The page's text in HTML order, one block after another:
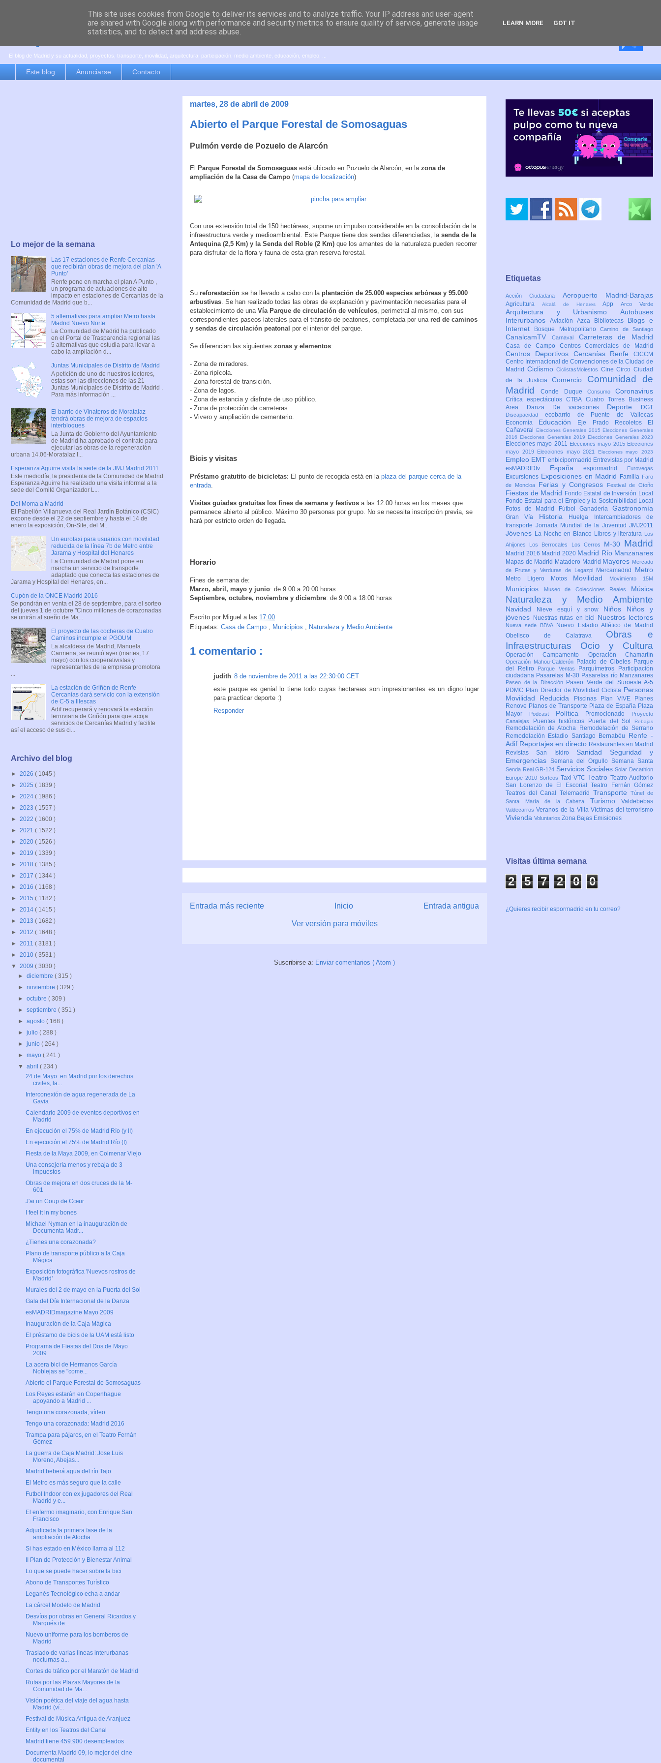
es por madrid
El blog de Madrid y su actualidad, proyectos, transporte, movilidad, arquitectura, participación, medio ambiente, educación, empleo, ...
Este blog Anunciarse Contacto
martes, 28 de abril de 2009
Abierto el Parque Forestal de Somosaguas
Pulmón verde de Pozuelo de Alarcón
El Parque Forestal de Somosaguas está ubicado en Pozuelo de Alarcón, en la zona de
ampliación de la Casa de Campo (mapa de localización)
Con una extensión total de 150 hectáreas, supone un impulso considerable en la consolidación de la
infraestructura verde y medioambiental. Este Parque tiene dos sendas diferenciadas, la senda de la
Antequina (2,5 Km) y la Senda del Roble (2 Km) que los amantes de la naturaleza pueden recorrer
para disfrutar de la flora y fauna de esta gran reserva forestal.
Su reforestación se ha llevado a cabo con la plantación de 25.000 especies arbóreas y 95.000
arbustivas. Se han realizado todas las obras de explanación y pavimentación necesarias para el
establecimiento de una Vía Parque de circulación de vehículos, perimetral al mismo, con sus
correspondientes paseos laterales para el tránsito de peatones, completada por una red de caminos
y sendas de circulación peatonal por el interior del parque.
Se diferencian las siguientes zonas y elementos:
- Zona de miradores.
- Zona ripícola.
- Zona forestal de transición.
- Zona de lagos.
- Zona de estancia y disfrute de uso público.
- Zona de protección de carreteras.
- Vivero y ampliación de cementerio.
Bicis y visitas
Préstamo gratutito de bicicletas: El punto de recogida está en la plaza del parque cerca de la
entrada.
Visitas guiadas gratuitas los fines de semana y festivos a las 12:00 horas en los meses que
permanece abierto al público. Máximo 30 personas por grupo. No se necesita inscripción previa, se
hará por estricto orden de llegada.
Horario
Fines de semana de:
Marzo, abril, mayo y junio: de 9:00 a 20:00 horas
Septiembre, octubre, noviembre y diciembre: de 9:00 a 18:00 horas
Escrito por Miguel a las 17:00
Etiquetas: Casa de Campo Municipios Naturaleza y Medio Ambiente
1 comentario :
judith 8 de noviembre de 2011 a las 22:30:00 CET
este parque es genial lo tiene todo cuyas hectareas son impresionantes es un digno lugar
para practicar deporte :)
Responder
Entrada más reciente Entrada antigua
Inicio
Ver versión para móviles
Suscribirse a: Enviar comentarios ( Atom )
Lo mejor de la semana
Las 17 estaciones de Renfe Cercanías
que recibirán obras de mejora del plan 'A
Punto'
Renfe pone en marcha el plan A Punto ,
un programa de actuaciones de alto
impacto en estaciones de Cercanías de la
Comunidad de Madrid que b...
5 alternativas para ampliar Metro hasta
Madrid Nuevo Norte
La Comunidad de Madrid ha publicado
en el Portal de Trasparencia regional las
5 alternativas que estudia para llevar a
cabo la ampliación d...
Juntas Municipales de Distrito de Madrid
A petición de uno de nuestros lectores,
estas son las direcciones de las 21
Juntas Municipales de Distrito de Madrid .
Para más información ...
El barrio de Vinateros de Moratalaz
tendrá obras de mejora de espacios
interbloques
La Junta de Gobierno del Ayuntamiento
de Madrid ha aprobado el contrato para
ejecutar las obras de la regeneración
urbana 14.06-Moratalaz I...
Esperanza Aguirre visita la sede de la JMJ Madrid 2011
Este mediodía, la presidenta de la Comunidad de Madrid
Esperanza Aguirre ha realizado una visita informal a la
sede del Comité Organizador L...
Del Moma a Madrid
El Pabellón Villanueva del Real Jardín Botánico (CSIC)
expone desde el 22 de septiembre y hasta el 14 de
enero la exposición, On-Site, del M...
Un eurotaxi para usuarios con movilidad
reducida de la línea 7b de Metro entre
Jarama y Hospital del Henares
La Comunidad de Madrid pone en
marcha un servicio de transporte
adaptado que conecta las estaciones de
Jarama y Hospital del Henares, en...
Cupón de la ONCE Madrid 2016
Se pondrán en venta el 28 de septiembre, para el sorteo
del jueves 1 de octubre "Cinco millones de corazonadas
se unirán al sueño de Ma...
El proyecto de las cocheras de Cuatro
Caminos incumple el PGOUM
La alcaldesa de Madrid, Manuela
Carmena, se reunió ayer (martes, 17
mayo) con los cooperativistas y
representantes de la empresa promotora
La estación de Griñón de Renfe
Cercanías dará servicio con la extensión
de C-5 a Illescas
Adif recuperará y renovará la estación
ferroviaria de Griñón para que acoja
servicios de Cercanías Madrid y facilite
así el acceso de sus ci...
Archivo del blog
► 2026 ( 1045 )
► 2025 ( 1839 )
► 2024 ( 1986 )
► 2023 ( 1557 )
► 2022 ( 1600 )
► 2021 ( 1522 )
► 2020 ( 1526 )
► 2019 ( 1339 )
► 2018 ( 1385 )
► 2017 ( 1344 )
► 2016 ( 1168 )
► 2015 ( 1182 )
► 2014 ( 1415 )
► 2013 ( 1682 )
► 2012 ( 1648 )
► 2011 ( 3181 )
► 2010 ( 3531 )
▼ 2009 ( 3030 )
►diciembre( 315 )
►noviembre( 329 )
►octubre( 309 )
►septiembre( 351 )
►agosto( 168 )
►julio( 288 )
►junio( 264 )
►mayo( 241 )
▼abril( 234 )
24 de Mayo: en Madrid por los derechos
civiles, la...
Interconexión de agua regenerada de La
Gavia
Calendario 2009 de eventos deportivos en
Madrid
En ejecución el 75% de Madrid Río (y II)
En ejecución el 75% de Madrid Río (I)
Fiesta de la Maya 2009, en Colmenar Viejo
Una consejería menos y rebaja de 3
impuestos
Obras de mejora en dos cruces de la M-
601
J'ai un Coup de Cœur
I feel it in my bones
Michael Nyman en la inauguración de
Documenta Madr...
¿Tienes una corazonada?
Plano de transporte público a la Caja
Mágica
Exposición fotográfica 'Nuevos rostros de
Madrid'
Murales del 2 de mayo en la Puerta del Sol
Gala del Día Internacional de la Danza
esMADRIDmagazine Mayo 2009
Inauguración de la Caja Mágica
El préstamo de bicis de la UAM está listo
Programa de Fiestas del Dos de Mayo
2009
La acera bici de Hermanos García
Noblejas se "come...
Abierto el Parque Forestal de Somosaguas
Los Reyes estarán en Copenhague
apoyando a Madrid ...
Tengo una corazonada, vídeo
Tengo una corazonada: Madrid 2016
Trampa para pájaros, en el Teatro Fernán
Gómez
La guerra de Caja Madrid: Jose Luis
Moreno, Abejas...
Madrid beberá agua del río Tajo
El Metro es más seguro que la calle
Futbol Indoor con ex jugadores del Real
Madrid y e...
El enfermo imaginario, con Enrique San
Francisco
Adjudicada la primera fase de la
ampliación de Atocha
Si has estado en México llama al 112
II Plan de Protección y Bienestar Animal
Lo que se puede hacer sobre la bici
Abono de Transportes Turístico
Leganés Tecnológico echa a andar
La cárcel Modelo de Madrid
Desvíos por obras en General Ricardos y
Marqués de...
Nuevo uniforme para los bomberos de
Madrid
Traslado de varias líneas interurbanas
nocturnas a...
Cortes de tráfico por el Maratón de Madrid
Rutas por las Plazas Mayores de la
Comunidad de Ma...
Visión poética del viaje del agua hasta
Madrid (ví...
Festival de Música Antigua de Aranjuez
Entity en los Teatros del Canal
Madrid tiene 459.900 desempleados
Documenta Madrid 09, lo mejor del cine
documental
Etiquetas
Acción Ciudadana Aeropuerto Madrid-Barajas
Agricultura Alcalá de HenaresAppArco Verde
Arquitectura y Urbanismo Autobuses
Interurbanos Aviación Azca Bibliotecas Blogs e
Internet
Bosque MetropolitanoCamino de Santiago
CanalcamTV Carnaval Carreteras de Madrid
Casa de Campo Centros Comerciales de Madrid
Centros Deportivos Cercanías Renfe CICCM
Centro Internacional de Convenciones de la Ciudad de
Madrid CiclismoCiclistasMolestos CineCircoCiudad
de la JusticiaComercio Comunidad de
MadridConde Duque Consumo Coronavirus
Crítica espectáculosCTBA Cuatro Torres Business
Area
Danza De vacaciones Deporte DGT
Discapacidad ecobarrio de Puente de Vallecas
Economía Educación Eje Prado Recoletos
El
Cañaveral
Elecciones Generales 2015 Elecciones Generales
2016 Elecciones Generales 2019 Elecciones Generales 2023
Elecciones mayo 2011 Elecciones mayo 2015 Elecciones
mayo 2019
Elecciones mayo 2021 Elecciones mayo 2023
Empleo EMT enbicipormadrid Entrevistas por Madrid
esMADRIDtv Españaespormadrid Eurovegas
Excursiones Exposiciones en Madrid Familia Faro
de Moncloa
Ferias y Congresos Festival de Otoño
Fiestas de Madrid Fondo Estatal de Inversión Local
Fondo Estatal para el Empleo y la Sostenibilidad Local
Fotos de Madrid
FútbolGanaderíaGastronomía
Gran Vía Historia Huelga
Intercambiadores de
transporte Jornada Mundial de la Juventud JMJ2011
Jóvenes La Noche en Blanco Libros y literatura
Los
Ahijones
Los Berrocales Los Cerros M-30 Madrid
Madrid 2016 Madrid 2020 Madrid Río Manzanares
Mapas de Madrid Matadero Madrid Mayores Mercado
de Frutas y Verduras de Legazpi
Mercamadrid Metro
Metro Ligero Motos Movilidad Movimiento 15M
Municipios Museo de Colecciones Reales Música
Naturaleza y Medio Ambiente
Navidad Nieve esquí y snow Niños Niños y
jóvenes
Nuestras rutas en bici Nuestros lectores
Nueva sede BBVA
Nuevo Estadio Atlético de Madrid
Obelisco de Calatrava Obras e
Infraestructuras Ocio y Cultura
Operación Campamento Operación Chamartín
Operación Mahou-Calderón Palacio de Cibeles Parque
del Retiro
Parque Ventas Parquímetros
Participación
ciudadana Pasarelas M-30 Pasarelas río Manzanares
Paseo de la Dirección
Paseo Verde del Suroeste A-5
PDMC Plan Director de Movilidad Ciclista Personas
Movilidad Reducida
Piscinas Plan VIVE
Planes
Renove Planos de Transporte Plaza de España Plaza
Mayor
Podcast Política Promocionado
Proyecto
Canalejas
Puentes históricos Puerta del Sol Rebajas
Remodelación de Atocha
Remodelación de Serrano
Remodelación Estadio Santiago Bernabéu Renfe -
Adif Reportajes en directo Restaurantes en Madrid
Revistas San Isidro Sanidad Seguridad y
Emergencias Semana del Orgullo Semana Santa
Senda Real GR-124 Servicios SocialesSolar Decathlon
Europe 2010 Sorteos Taxi-VTC Teatro Teatro Auditorio
San Lorenzo de El EscorialTeatro Fernán Gómez
Teatros del Canal Telemadrid TransporteTúnel de
Santa María de la Cabeza Turismo Valdebebas
ValdecarrosVeranos de la VillaVíctimas del terrorismo
Vivienda Voluntarios Zona Bajas Emisiones
Visitas última semana
2 5 7 2 0 1
¿Quieres recibir espormadrid en tu correo?
This site uses cookies from Google to deliver its services and to analyze traffic. Your IP address and user-agent
are shared with Google along with performance and security metrics to ensure quality of service, generate usage
statistics, and to detect and address abuse.
LEARN MORE GOT IT